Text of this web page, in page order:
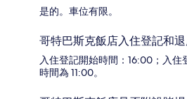
是的。車位有限。
哥特巴斯克飯店入住登記和
入住登記開始時間：16:00；入
時間為 11:00。